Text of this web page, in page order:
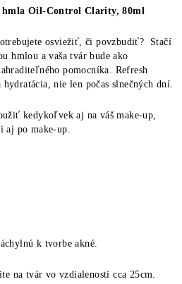
hmla Oil-Control Clarity, 80ml
osviežiť, či povzbudiť? Stačí
hmlou a vaša tvár bude ako
pomocníka. Refresh
nie len počas slnečných dní.
kedykoľvek aj na váš make-up,
aj po make-up.
k tvorbe akné.
na tvár vo vzdialenosti cca 25cm.